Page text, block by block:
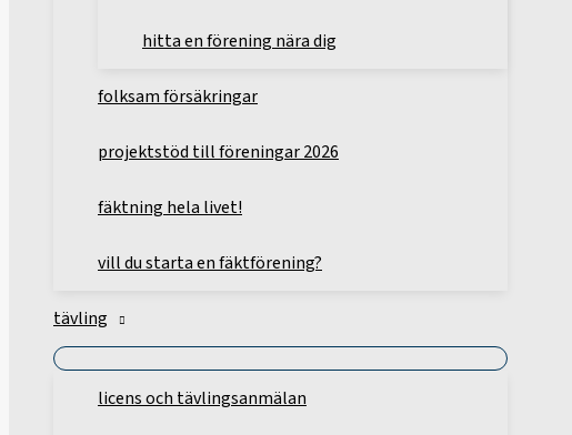
hitta en förening nära dig
folksam försäkringar
projektstöd till föreningar 2026
fäktning hela livet!
vill du starta en fäktförening?
tävling
licens och tävlingsanmälan